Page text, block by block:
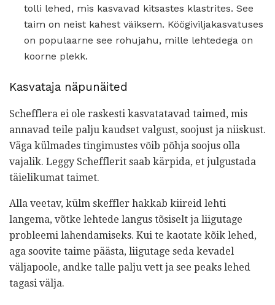
tolli lehed, mis kasvavad kitsastes klastrites. See
taim on neist kahest väiksem. Köögiviljakasvatuses
on populaarne see rohujahu, mille lehtedega on
koorne plekk.
Kasvataja näpunäited
Schefflera ei ole raskesti kasvatatavad taimed, mis
annavad teile palju kaudset valgust, soojust ja niiskust.
Väga külmades tingimustes võib põhja soojus olla
vajalik. Leggy Schefflerit saab kärpida, et julgustada
täielikumat taimet.
Alla veetav, külm skeffler hakkab kiireid lehti
langema, võtke lehtede langus tõsiselt ja liigutage
probleemi lahendamiseks. Kui te kaotate kõik lehed,
aga soovite taime päästa, liigutage seda kevadel
väljapoole, andke talle palju vett ja see peaks lehed
tagasi välja.